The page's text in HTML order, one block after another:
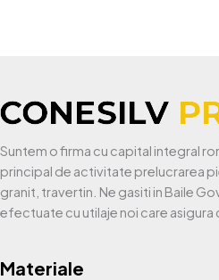
Suntem o firma cu capital integral
principal de activitate prelucrarea
granit, travertin. Ne gasiti in Baile
efectuate cu utilaje noi care asigura
Materiale